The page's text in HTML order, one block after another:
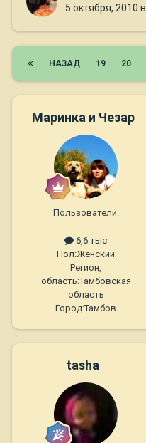
5 октября, 2010 в
НАЗАД 19 20
Маринка и Чезар
Пользователи.
6,6 тыс
Пол:Женский
Регион,
область:Тамбовская
область
Город:Тамбов
tasha